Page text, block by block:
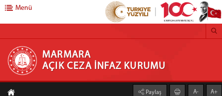
MARMARA AÇIK CEZA İNFAZ KURUMU
Anasayfa
Menü
MARMARA
AÇIK CEZA İNFAZ KURUMU
Paylaş A- A+